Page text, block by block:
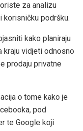
za analizu
korisničku podršku.
kako planiraju
vidjeti odnosno
prodaju privatne
o tome kako je
pod
te Google koji